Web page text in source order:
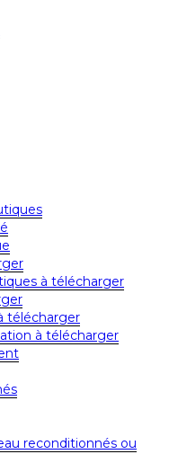
à télécharger
télécharger
à télécharger
reconditionnés ou